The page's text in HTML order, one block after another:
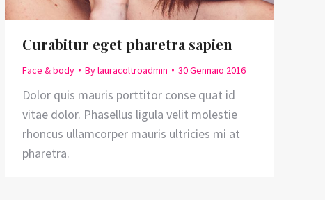
Curabitur eget pharetra sapien
Face & body Bylauracoltroadmin 30 Gennaio 2016
Dolor quis mauris porttitor conse quat id
vitae dolor. Phasellus ligula velit molestie
rhoncus ullamcorper mauris ultricies mi at
pharetra.